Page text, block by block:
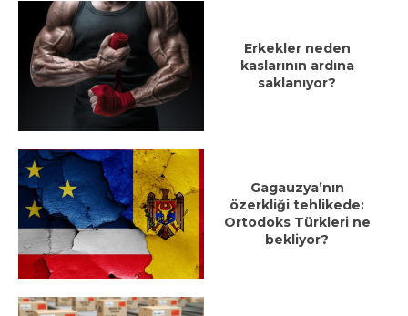
Erkekler neden
kaslarının ardına
saklanıyor?
Gagauzya’nın
özerkliği tehlikede:
Ortodoks Türkleri ne
bekliyor?